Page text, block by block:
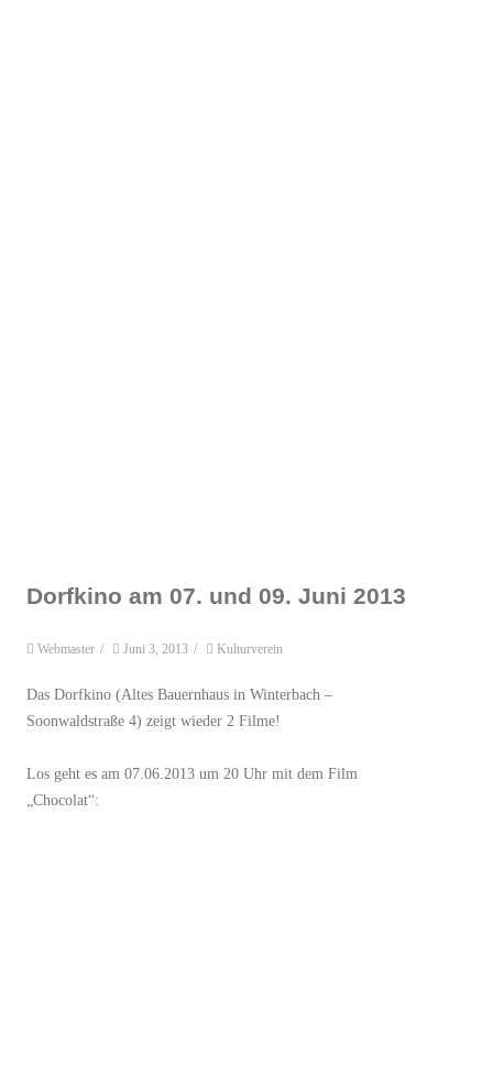
Dorfkino am 07. und 09. Juni 2013
Webmaster / Juni 3, 2013 / Kulturverein
Das Dorfkino (Altes Bauernhaus in Winterbach –
Soonwaldstraße 4) zeigt wieder 2 Filme!
Los geht es am 07.06.2013 um 20 Uhr mit dem Film
„Chocolat“: